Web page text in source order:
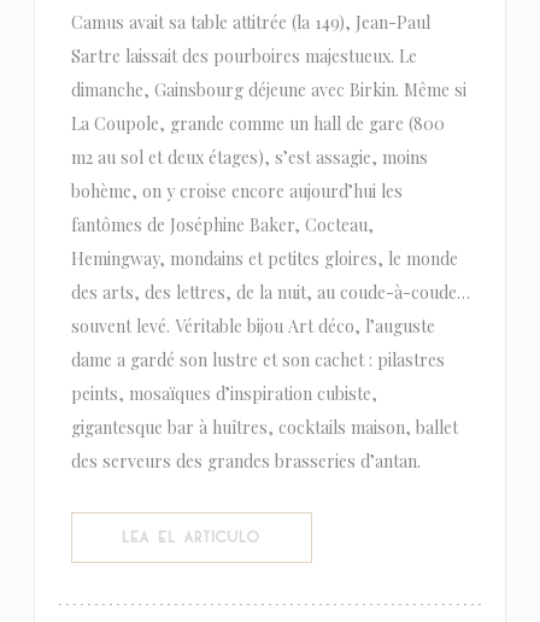
Camus avait sa table attitrée (la 149), Jean-Paul
Sartre laissait des pourboires majestueux. Le
dimanche, Gainsbourg déjeune avec Birkin. Même si
La Coupole, grande comme un hall de gare (800
m2 au sol et deux étages), s’est assagie, moins
bohème, on y croise encore aujourd’hui les
fantômes de Joséphine Baker, Cocteau,
Hemingway, mondains et petites gloires, le monde
des arts, des lettres, de la nuit, au coude-à-coude…
souvent levé. Véritable bijou Art déco, l’auguste
dame a gardé son lustre et son cachet : pilastres
peints, mosaïques d’inspiration cubiste,
gigantesque bar à huîtres, cocktails maison, ballet
des serveurs des grandes brasseries d’antan.
LEA EL ARTICULO